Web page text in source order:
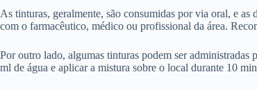
As tinturas, geralmente, são consumidas por via oral, e
com o farmacêutico, médico ou profissional da área.
Por outro lado, algumas tinturas podem ser administradas
ml de água e aplicar a mistura sobre o local durante 10